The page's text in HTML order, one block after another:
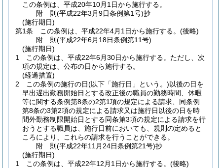
この条例は、平成20年10月1日から施行する。
附 則(平成22年3月9日条例第1号)抄
(施行期日)
第1条
この条例は、平成22年4月1日から施行する。 (後略)
附 則(平成22年6月18日条例第11号)
(施行期日)
1
この条例は、平成22年6月30日から施行する。 ただし、次
項の規定は、公布の日から施行する。
(経過措置)
2
この条例の施行の日(以下「施行日」という。)以後の日を
早出遅出勤務開始日とする改正後の職員の勤務時間、休暇
等に関する条例第8条の2第1項の規定による請求、同条例
第8条の3第2項の規定による請求又は施行日以後の日を時
間外勤務制限開始日とする同条第3項の規定による請求を行
おうとする職員は、施行日前においても、規則の定めると
ころにより、これらの請求を行うことができる。
附 則(平成22年11月24日条例第21号)抄
(施行期日)
1
この条例は、平成22年12月1日から施行する。 (後略)